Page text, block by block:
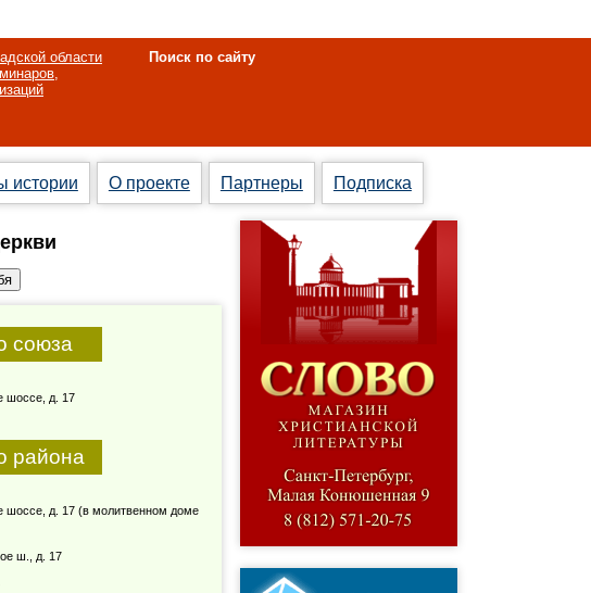
области
Поиск по сайту
истории О проекте Партнеры Подписка
союза
шоссе, д. 17
района
шоссе, д. 17 (в молитвенном доме
ш., д. 17